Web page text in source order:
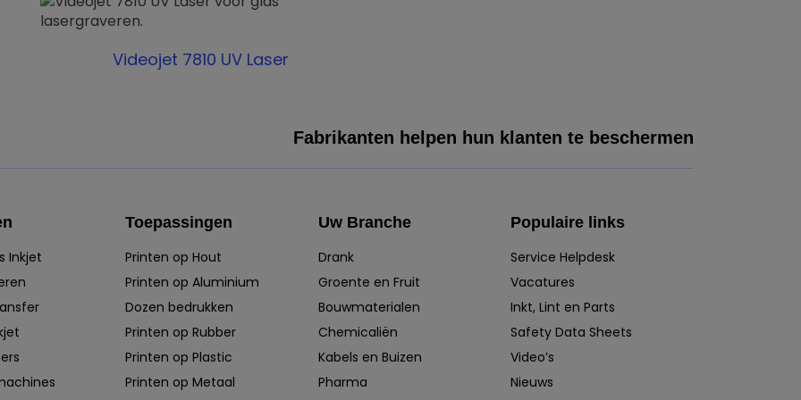
Videojet 7810 UV Laser
Fabrikanten helpen hun klanten te beschermen
Inkjet
Toepassingen
Printen op Hout
Printen op Aluminium
Dozen bedrukken
Printen op Rubber
Printen op Plastic
Printen op Metaal
Uw Branche
Drank
Groente en Fruit
Bouwmaterialen
Chemicaliën
Kabels en Buizen
Pharma
Populaire links
Service Helpdesk
Vacatures
Inkt, Lint en Parts
Safety Data Sheets
Video’s
Nieuws